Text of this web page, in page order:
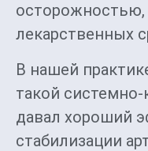
лекарственных
В нашей
такой
давал хороший
стабилизации